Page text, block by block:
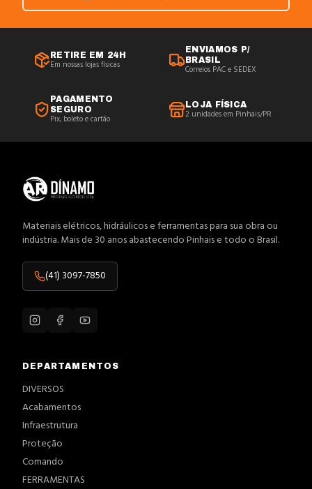
RETIRE EM 24H
Em nossas lojas físicas
ENVIAMOS P/
BRASIL
Correios PAC e SEDEX
PAGAMENTO
SEGURO
Pix, boleto e cartão
LOJA FÍSICA
2 unidades em Pinhais/PR
Materiais elétricos, hidráulicos e ferramentas para sua obra ou
indústria. Mais de 30 anos abastecendo Pinhais e todo o Brasil.
(41) 3097-7850
DEPARTAMENTOS
DIVERSOS
Acabamentos
Infraestrutura
Proteção
Comando
FERRAMENTAS